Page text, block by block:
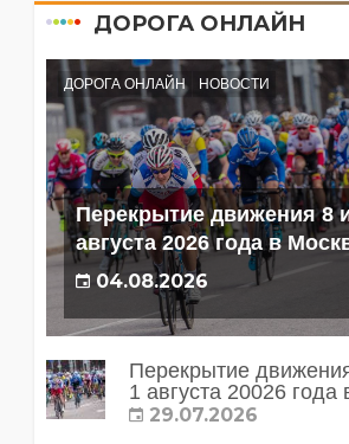
ДОРОГА ОНЛАЙН
ДОРОГА ОНЛАЙН НОВОСТИ
Перекрытие движения 8
августа 2026 года в
04.08.2026
Перекрытие
1 августа 20026 года
29.07.2026